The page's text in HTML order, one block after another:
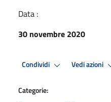
Data :
30 novembre 2020
Condividi Vedi azioni
Categorie: